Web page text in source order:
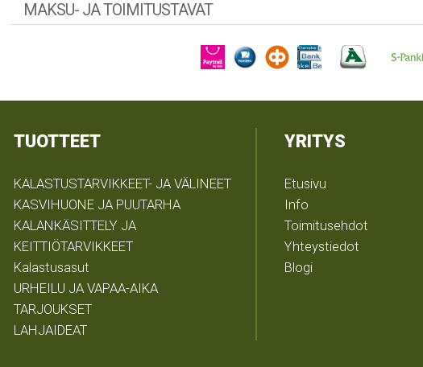
MAKSU- JA TOIMITUSTAVAT
TUOTTEET
KALASTUSTARVIKKEET- JA VÄLINEET
KASVIHUONE JA PUUTARHA
KALANKÄSITTELY JA
KEITTIÖTARVIKKEET
Kalastusasut
URHEILU JA VAPAA-AIKA
TARJOUKSET
LAHJAIDEAT
YRITYS
Etusivu
Info
Toimitusehdot
Yhteystiedot
Blogi